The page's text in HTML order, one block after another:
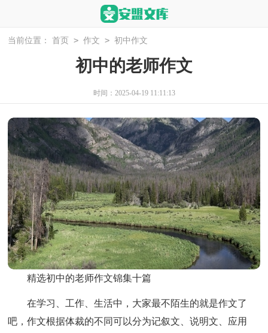
当前位置： 首页 > 作文 > 初中作文
初中的老师作文
时间：2025-04-19 11:11:13
精选初中的老师作文锦集十篇
在学习、工作、生活中，大家最不陌生的就是作文了
吧，作文根据体裁的不同可以分为记叙文、说明文、应用